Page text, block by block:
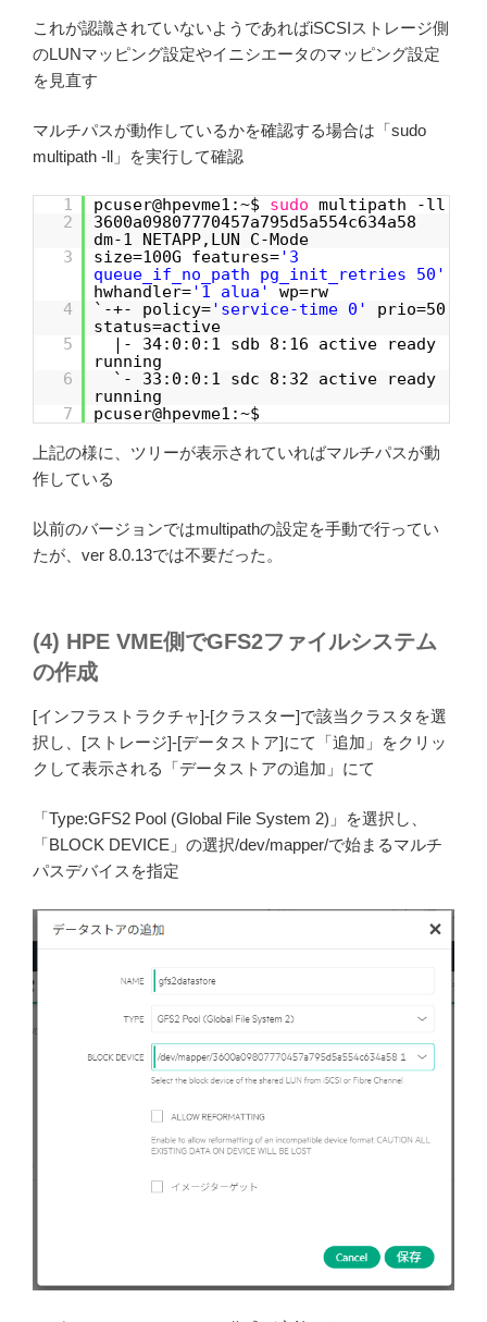
これが認識されていないようであればiSCSIストレージ側
のLUNマッピング設定やイニシエータのマッピング設定
を見直す
マルチパスが動作しているかを確認する場合は「sudo
multipath -ll」を実行して確認
1 pcuser@hpevme1:~$ sudo multipath -ll
2
3600a09807770457a795d5a554c634a58
dm-1 NETAPP,LUN C-Mode
3
size=100G features='3
queue_if_no_path pg_init_retries 50'
hwhandler='1 alua'
wp=rw
4
`-+- policy='service-time 0'
prio=50
status=active
5
|- 34:0:0:1 sdb 8:16 active ready
running
6
`- 33:0:0:1 sdc 8:32 active ready
running
7
pcuser@hpevme1:~$
上記の様に、ツリーが表示されていればマルチパスが動
作している
以前のバージョンではmultipathの設定を手動で行ってい
たが、ver 8.0.13では不要だった。
(4) HPE VME側でGFS2ファイルシステム
の作成
[インフラストラクチャ]-[クラスター]で該当クラスタを選
択し、[ストレージ]-[データストア]にて「追加」をクリッ
クして表示される「データストアの追加」にて
「Type:GFS2 Pool (Global File System 2)」を選択し、
「BLOCK DEVICE」の選択/dev/mapper/で始まるマルチ
パスデバイスを指定